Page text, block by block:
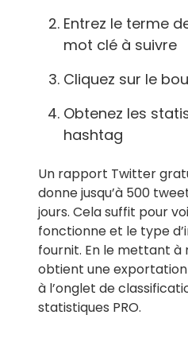
Entrez le terme
mot clé à suivre
Cliquez sur le
Obtenez les
hashtag
Un rapport Twitter
donne jusqu’à 500
jours. Cela suffit pour
fonctionne et le type
fournit. En le mettant à
obtient une exportation
à l’onglet de
statistiques PRO.